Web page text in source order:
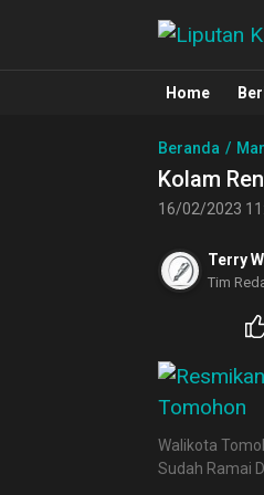
Liputan
Berita
Home
Beranda
Kolam
16/02/2023
Terry
Tim
Walikota
Sudah Ramai